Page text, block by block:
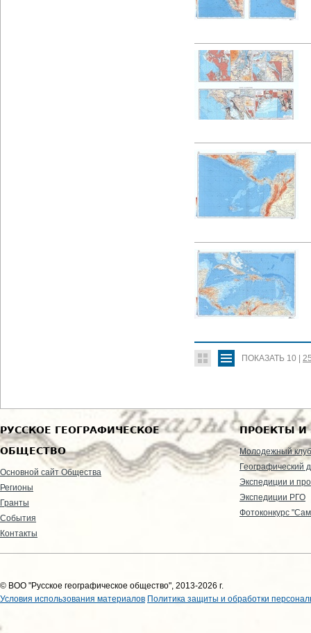
ПОКАЗАТЬ 10
РУССКОЕ ГЕОГРАФИЧЕСКОЕ
ОБЩЕСТВО
Основной сайт Общества
Регионы
Гранты
События
Контакты
ПРОЕКТЫ И
Молодежный клуб
Географический
Экспедиции и
Экспедиции РГО
Фотоконкурс
© ВОО "Русское географическое общество", 2013-2026 г.
Условия использования материалов Политика защиты и обработки